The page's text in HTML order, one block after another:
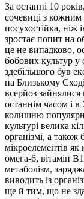
За останні 10
сочевиці з кожним
посухостійка, ніж
зростає попит на
це не випадково,
бобових культур у
здебільшого був
на Близькому
всерйоз
останнім часом і
колишню
культурі велика
організмі, а також
мікроелементів як
омега-6, вітамін
метаболізм,
виводить із
ще й тим, що не